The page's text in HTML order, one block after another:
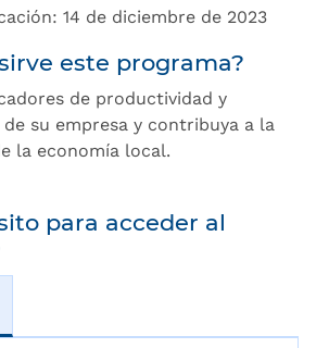
14 de diciembre de 2023
este programa?
de productividad y
su empresa y contribuya a la
la economía local.
para acceder al